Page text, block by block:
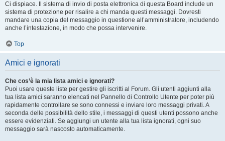
Ci dispiace. Il sistema di invio di posta elettronica di questa Board include un
sistema di protezione per risalire a chi manda questi messaggi. Dovresti
mandare una copia del messaggio in questione all’amministratore, includendo
anche l’intestazione, in modo che possa intervenire.
Top
Amici e ignorati
Che cos’è la mia lista amici e ignorati?
Puoi usare queste liste per gestire gli iscritti al Forum. Gli utenti aggiunti alla
tua lista amici saranno elencati nel Pannello di Controllo Utente per poter più
rapidamente controllare se sono connessi e inviare loro messaggi privati. A
seconda delle possibilità dello stile, i messaggi di questi utenti possono anche
essere evidenziati. Se aggiungi un utente alla tua lista ignorati, ogni suo
messaggio sarà nascosto automaticamente.